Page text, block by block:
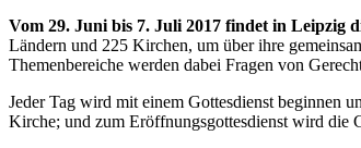
Vom 29. Juni bis 7. Juli 2017 findet in Leipzig
Ländern und 225 Kirchen, um über ihre
Themenbereiche werden dabei Fragen von
Jeder Tag wird mit einem Gottesdienst beginnen
Kirche; und zum Eröffnungsgottesdienst wird die